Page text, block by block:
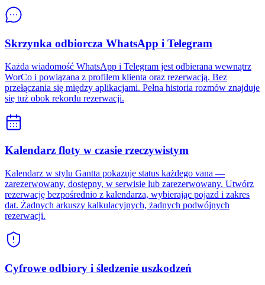
Skrzynka odbiorcza WhatsApp i Telegram
Każda wiadomość WhatsApp i Telegram jest odbierana wewnątrz
WorCo i powiązana z profilem klienta oraz rezerwacją. Bez
przełączania się między aplikacjami. Pełna historia rozmów znajduje
się tuż obok rekordu rezerwacji.
Kalendarz floty w czasie rzeczywistym
Kalendarz w stylu Gantta pokazuje status każdego vana —
zarezerwowany, dostępny, w serwisie lub zarezerwowany. Utwórz
rezerwację bezpośrednio z kalendarza, wybierając pojazd i zakres
dat. Żadnych arkuszy kalkulacyjnych, żadnych podwójnych
rezerwacji.
Cyfrowe odbiory i śledzenie uszkodzeń